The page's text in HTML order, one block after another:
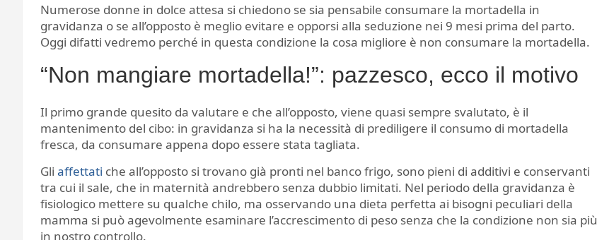
Numerose donne in dolce attesa si chiedono se sia pensabile consumare la mortadella in
gravidanza o se all’opposto è meglio evitare e opporsi alla seduzione nei 9 mesi prima del parto.
Oggi difatti vedremo perché in questa condizione la cosa migliore è non consumare la mortadella.
“Non mangiare mortadella!”: pazzesco, ecco il motivo
Il primo grande quesito da valutare e che all’opposto, viene quasi sempre svalutato, è il
mantenimento del cibo: in gravidanza si ha la necessità di prediligere il consumo di mortadella
fresca, da consumare appena dopo essere stata tagliata.
Gli affettati che all’opposto si trovano già pronti nel banco frigo, sono pieni di additivi e conservanti
tra cui il sale, che in maternità andrebbero senza dubbio limitati. Nel periodo della gravidanza è
fisiologico mettere su qualche chilo, ma osservando una dieta perfetta ai bisogni peculiari della
mamma si può agevolmente esaminare l’accrescimento di peso senza che la condizione non sia più
in nostro controllo.